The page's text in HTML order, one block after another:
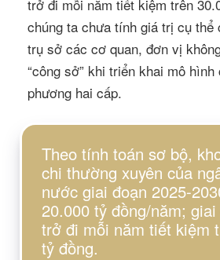
trở đi mỗi năm tiết kiệm trên
chúng ta chưa tính giá trị cụ thể
trụ sở các cơ quan, đơn vị
“công sở” khi triển khai mô
phương hai cấp.
Theo tính toán sơ bộ,
chi thường xuyên của
nước giai đoạn 2025-
20.000 tỷ đồng/năm;
trở đi mỗi năm tiết kiệm
tỷ đồng.